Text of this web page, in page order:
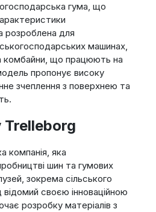
гума, що
розроблена для
машинах,
комбайни, що працюють на
пропонує високу
зчеплення з поверхнею та
компанія, яка
шин та гумових
зокрема сільського
своєю інноваційною
розробку матеріалів з